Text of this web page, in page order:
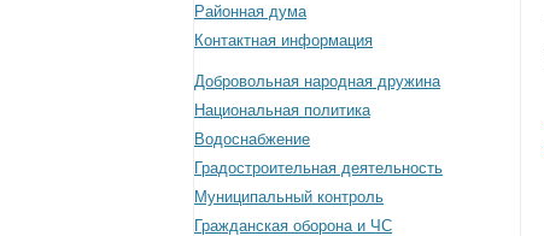
Районная дума
Контактная информация
Добровольная народная дружина
Национальная политика
Водоснабжение
Градостроительная деятельность
Муниципальный контроль
Гражданская оборона и ЧС